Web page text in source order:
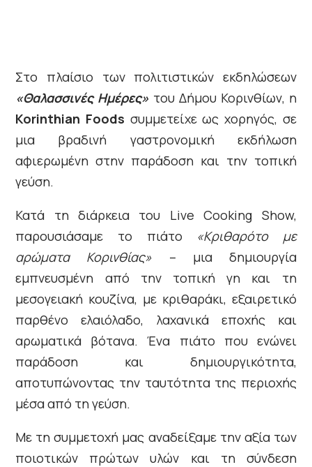
Στο πλαίσιο των πολιτιστικών εκδηλώσεων
«Θαλασσινές Ημέρες» του Δήμου Κορινθίων, η
Korinthian Foods συμμετείχε ως χορηγός, σε
μια βραδινή γαστρονομική εκδήλωση
αφιερωμένη στην παράδοση και την τοπική
γεύση.
Κατά τη διάρκεια του Live Cooking Show,
παρουσιάσαμε το πιάτο «Κριθαρότο με
αρώματα Κορινθίας» – μια δημιουργία
εμπνευσμένη από την τοπική γη και τη
μεσογειακή κουζίνα, με κριθαράκι, εξαιρετικό
παρθένο ελαιόλαδο, λαχανικά εποχής και
αρωματικά βότανα. Ένα πιάτο που ενώνει
παράδοση και δημιουργικότητα,
αποτυπώνοντας την ταυτότητα της περιοχής
μέσα από τη γεύση.
Με τη συμμετοχή μας αναδείξαμε την αξία των
ποιοτικών πρώτων υλών και τη σύνδεση